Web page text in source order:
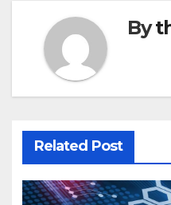
By
Related Post